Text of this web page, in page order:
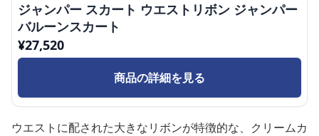
ジャンパー スカート ウエストリボン ジャンパー
バルーンスカート
¥27,520
商品の詳細を見る
ウエストに配された大きなリボンが特徴的な、クリームカ